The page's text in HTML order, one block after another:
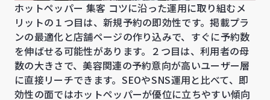
ホットペッパー 集客 コツに沿った運用に取り組むメ
リットの１つ目は、新規予約の即効性です。掲載プラ
ンの最適化と店舗ページの作り込みで、すぐに予約数
を伸ばせる可能性があります。２つ目は、利用者の母
数の大きさで、美容関連の予約意向が高いユーザー層
に直接リーチできます。SEOやSNS運用と比べて、即
効性の面ではホットペッパーが優位に立ちやすい傾向